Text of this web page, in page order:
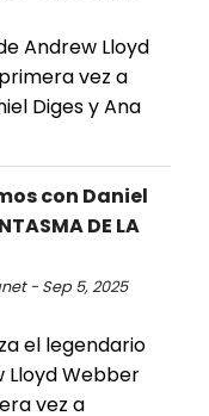
Andrew Lloyd
vez a
Diges y Ana
con Daniel
DE LA
- Sep 5, 2025
el legendario
Lloyd Webber
vez a